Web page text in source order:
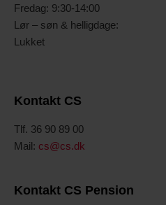
Fredag: 9:30-14:00
Lør – søn & helligdage:
Lukket
Kontakt CS
Tlf. 36 90 89 00
Mail: cs@cs.dk
Kontakt CS Pension